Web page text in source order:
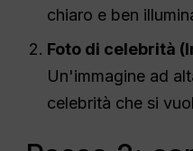
chiaro e ben
Foto di celebrità
Un'immagine ad
celebrità che si